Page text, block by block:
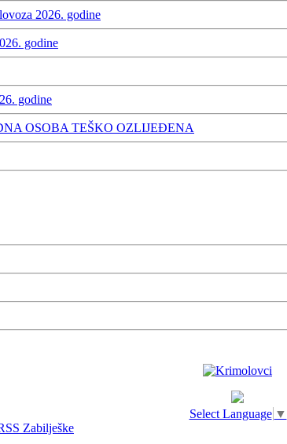
2026. godine
godine
godine
OSOBA TEŠKO OZLIJEĐENA
Select Language ▼
Zabilješke